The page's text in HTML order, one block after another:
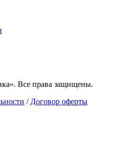
Все права защищены.
/ Договор оферты